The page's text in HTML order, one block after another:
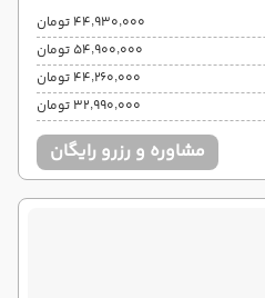
۴۴٬۹۳۰٬۰۰۰ تومان
۵۴٬۹۰۰٬۰۰۰ تومان
۴۴٬۲۶۰٬۰۰۰ تومان
۳۲٬۹۹۰٬۰۰۰ تومان
مشاوره و رزرو رایگان